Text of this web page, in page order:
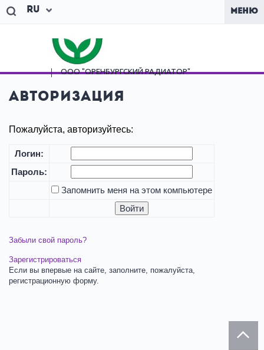
Ru МЕНЮ
ООО "ОРЕНБУРГСКИЙРАДИАТОР"
Авторизация
Пожалуйста, авторизуйтесь:
Логин:
Пароль:
Запомнить меня на этом компьютере
Забыли свой пароль?
Зарегистрироваться
Если вы впервые на сайте, заполните, пожалуйста,
регистрационную форму.